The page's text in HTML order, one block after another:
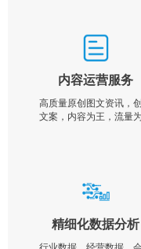
内容运营服务
高质量原创图文资讯，
文案，内容为王，流量
精细化数据分析